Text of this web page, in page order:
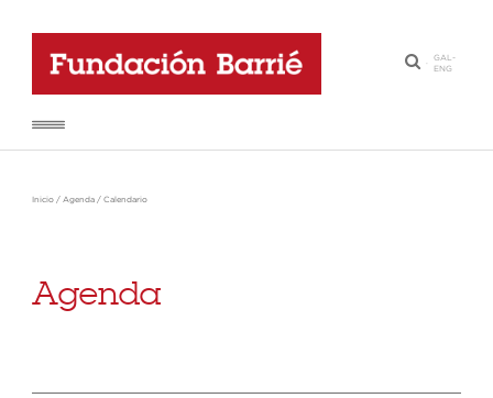
·
GAL-
ENG
Inicio / Agenda / Calendario
Agenda